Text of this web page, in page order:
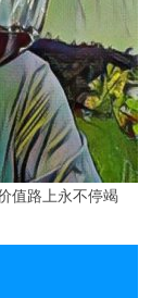
值路上永不停竭